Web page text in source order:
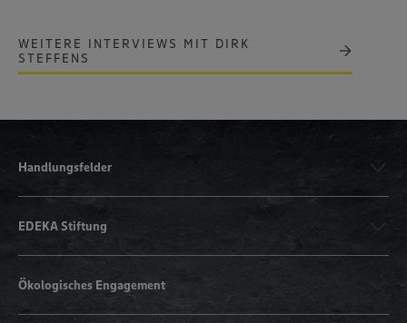
WEITERE INTERVIEWS MIT DIRK
STEFFENS
Handlungsfelder
EDEKA Stiftung
Ökologisches Engagement